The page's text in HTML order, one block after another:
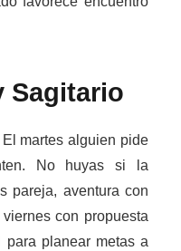
Sagitario
martes alguien pide
No huyas si la
pareja, aventura con
con propuesta
para planear metas a